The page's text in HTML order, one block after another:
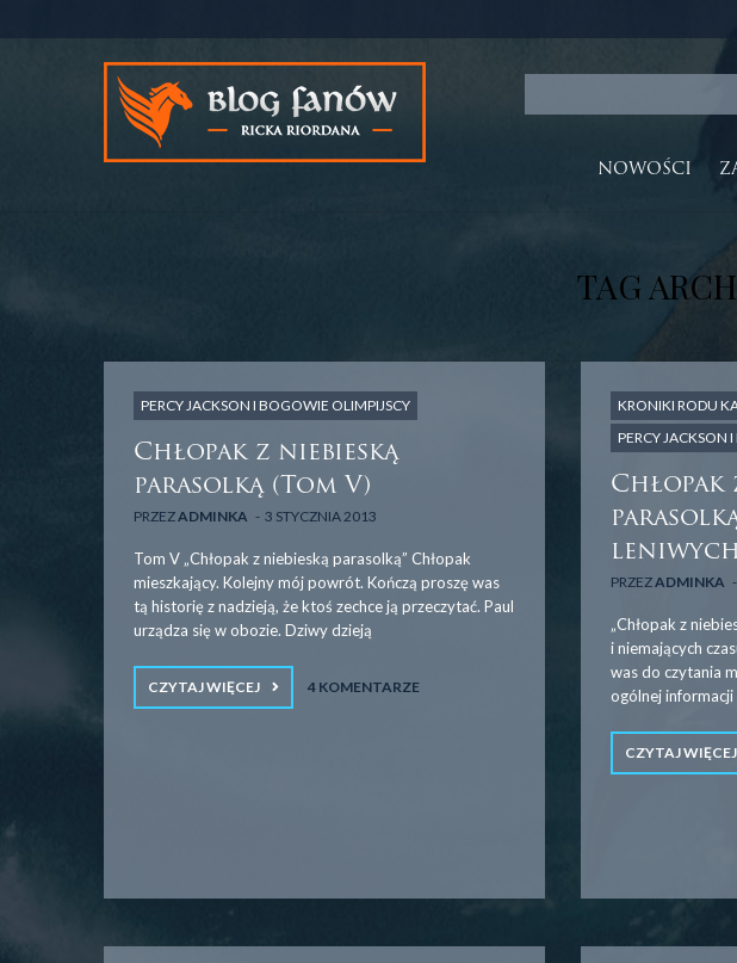
NOWOŚCI
TAG
PERCY JACKSON I BOGOWIE OLIMPIJSCY
Chłopak z niebieską
parasolką (Tom V)
PRZEZADMINKA 3 STYCZNIA 2013
Tom V „Chłopak z niebieską parasolką” Chłopak
mieszkający. Kolejny mój powrót. Kończą proszę was
tą historię z nadzieją, że ktoś zechce ją przeczytać. Paul
urządza się w obozie. Dziwy dzieją
CZYTAJ WIĘCEJ 4 KOMENTARZE
KRONIKI RODU
PERCY JACKSON
Chłopak
PRZEZADMINKA
„Chłopak z
i niemających
was do czytania
ogólnej informacji
CZYTAJ WIĘCEJ